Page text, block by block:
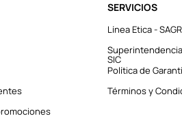
SERVICIOS
Línea Etica -
SIC
Política de
Términos y